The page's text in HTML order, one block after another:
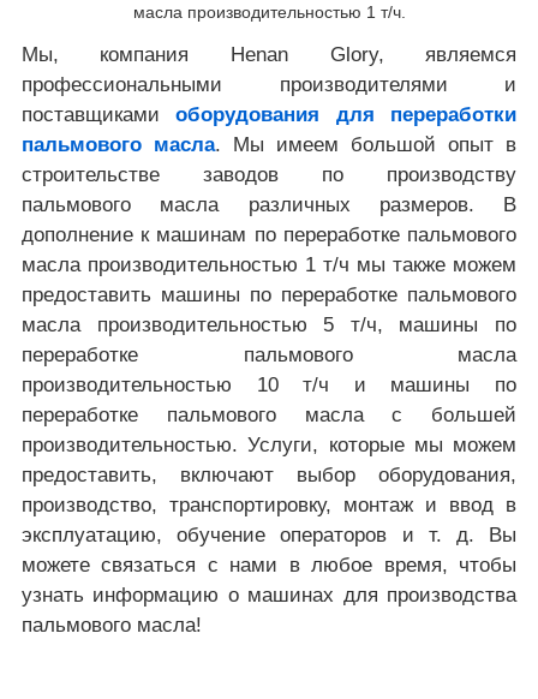
масла производительностью 1 т/ч.
Мы, компания Henan Glory, являемся
профессиональными производителями и
поставщикамиоборудования для переработки
пальмового масла. Мы имеем большой опыт в
строительстве заводов по производству
пальмового масла различных размеров. В
дополнение к машинам по переработке пальмового
масла производительностью 1 т/ч мы также можем
предоставить машины по переработке пальмового
масла производительностью 5 т/ч, машины по
переработке пальмового масла
производительностью 10 т/ч и машины по
переработке пальмового масла с большей
производительностью. Услуги, которые мы можем
предоставить, включают выбор оборудования,
производство, транспортировку, монтаж и ввод в
эксплуатацию, обучение операторов и т. д. Вы
можете связаться с нами в любое время, чтобы
узнать информацию о машинах для производства
пальмового масла!